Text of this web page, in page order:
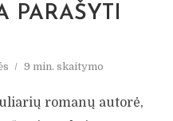
PARAŠYTI
9 min. skaitymo
romanų autorė,